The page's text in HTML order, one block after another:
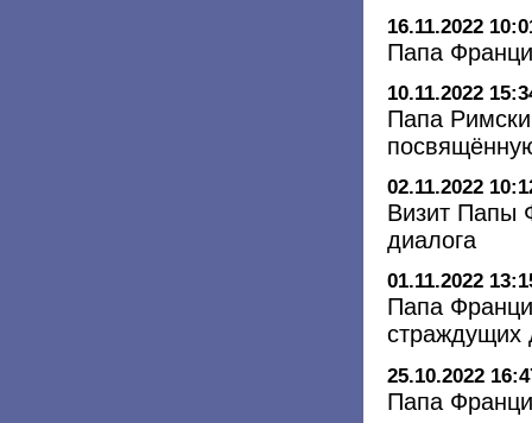
16.11.2022
Папа
10.11.2022
Папа
02.11.2022
Визит Папы
диалога
01.11.2022
Папа
страждущих
25.10.2022
Папа